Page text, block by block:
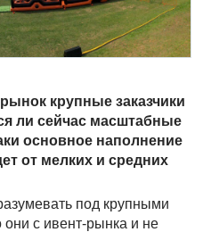
крупные заказчики
ли сейчас масштабные
основное наполнение
от мелких и средних
под крупными
они с ивент-рынка и не